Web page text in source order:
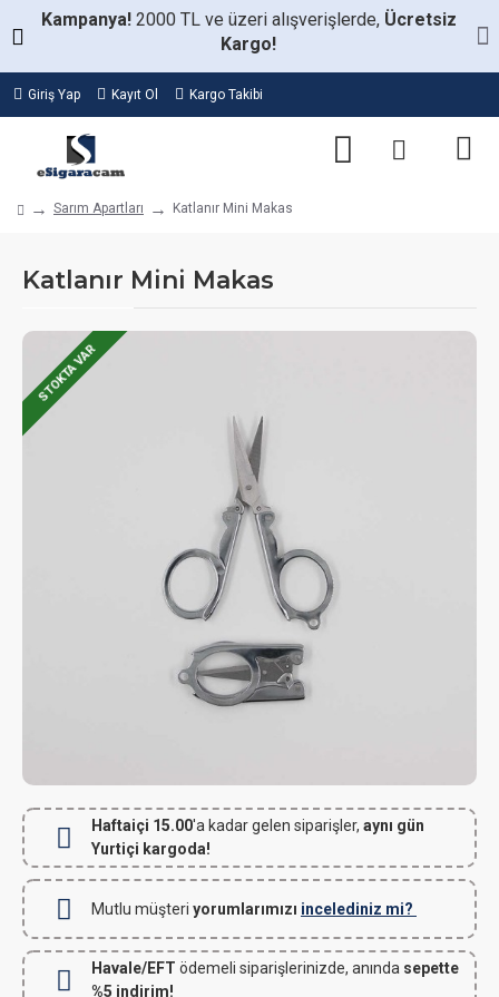
Kampanya! 2000 TL ve üzeri alışverişlerde, Ücretsiz
Kargo!
Giriş Yap Kayıt Ol Kargo Takibi
Sarım Apartları Katlanır Mini Makas
Katlanır Mini Makas
STOKTA VAR
Haftaiçi 15.00'a kadar gelen siparişler, aynı gün
Yurtiçi kargoda!
Mutlu müşteri yorumlarımızı incelediniz mi?
Havale/EFT ödemeli siparişlerinizde, anında sepette
%5 indirim!